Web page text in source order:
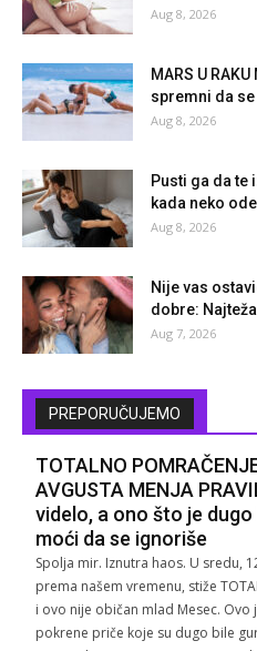
Aug 8, 2026
MARS U
spremni da
Aug 8, 2026
Pusti ga da te
kada neko
Aug 8, 2026
Nije vas
dobre:
Aug 7, 2026
PREPORUČUJEMO
TOTALNO
AVGUSTA MENJA
videlo, a ono što je
moći da se ignoriše
Spolja mir. Iznutra haos. U sredu,
prema našem vremenu, stiže
i ovo nije običan mlad Mesec.
pokrene priče koje su dugo bile